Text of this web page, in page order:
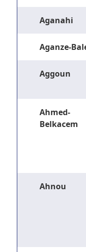
Aganahi
Aganze-
Aggoun
Ahmed-
Belkacem
Ahnou